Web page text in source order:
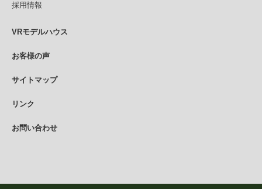
採用情報
VRモデルハウス
お客様の声
サイトマップ
リンク
お問い合わせ